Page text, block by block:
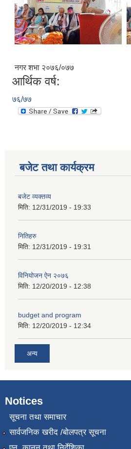
नगर शभा २०७६/०७७
आर्थिक वर्ष:
७६/७७
बजेट तथा कार्यक्रम
बजेट व्यक्तव्य
मिति: 12/31/2019 - 19:33
नितिहरु
मिति: 12/31/2019 - 19:31
विनियोजन ऐन २०७६
मिति: 12/20/2019 - 12:38
budget and program
मिति: 12/20/2019 - 12:34
अन्य
Notices
सूचना तथा समाचार
सार्वजनिक खरीद /बोलपत्र सूचना